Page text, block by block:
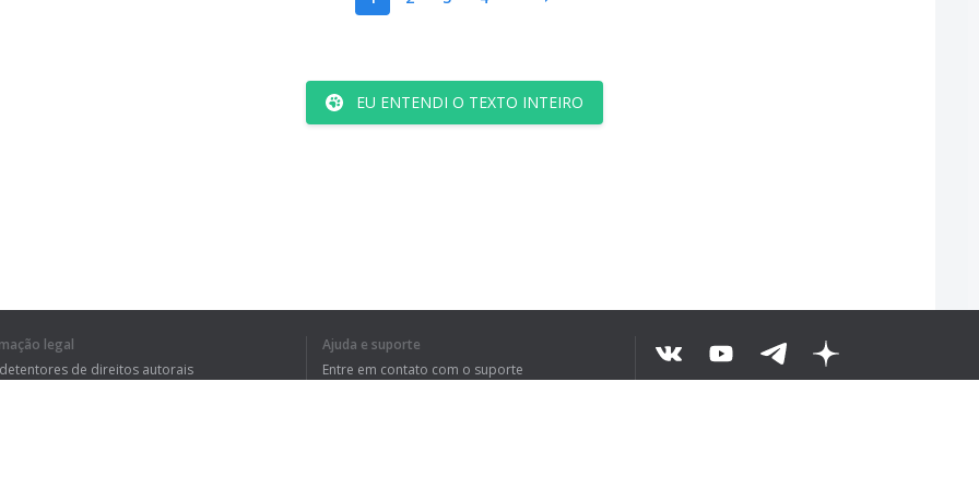
EU ENTENDI O TEXTO INTEIRO
legal
detentores de direitos autorais
Ajuda e suporte
Entre em contato com o suporte